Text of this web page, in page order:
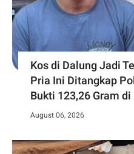
Kos di Dalung Jadi
Pria Ini Ditangkap
Bukti 123,26 Gram
August 06, 2026